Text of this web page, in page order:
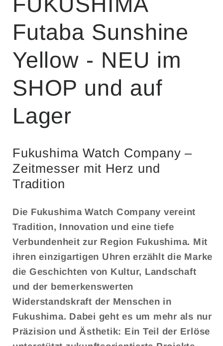
Futaba Sunshine
Yellow - NEU im
SHOP und auf
Lager
Fukushima Watch Company –
Zeitmesser mit Herz und
Tradition
Die Fukushima Watch Company vereint
Tradition, Innovation und eine tiefe
Verbundenheit zur Region Fukushima. Mit
ihren einzigartigen Uhren erzählt die Marke
die Geschichten von Kultur, Landschaft
und der bemerkenswerten
Widerstandskraft der Menschen in
Fukushima. Dabei geht es um mehr als nur
Präzision und Ästhetik: Ein Teil der Erlöse